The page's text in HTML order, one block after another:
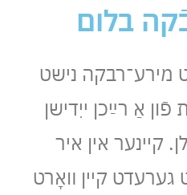
בלום
מירע־רבקה נישט
פֿון אַ רײַכן ייִדישן
קיינער אין איר
קיין װאָרט